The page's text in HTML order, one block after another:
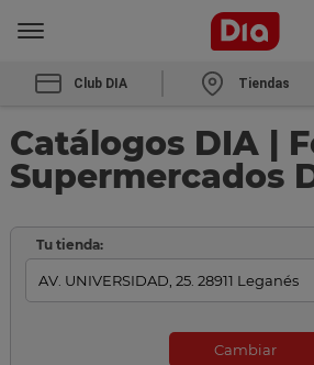
Club DIA Tiendas
Catálogos DIA |
Supermercados
Tu tienda:
Cambiar